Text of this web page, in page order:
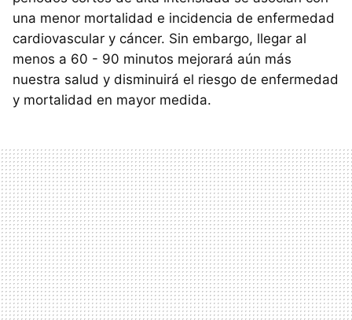
una menor mortalidad e incidencia de enfermedad
cardiovascular y cáncer. Sin embargo, llegar al
menos a 60 - 90 minutos mejorará aún más
nuestra salud y disminuirá el riesgo de enfermedad
y mortalidad en mayor medida.